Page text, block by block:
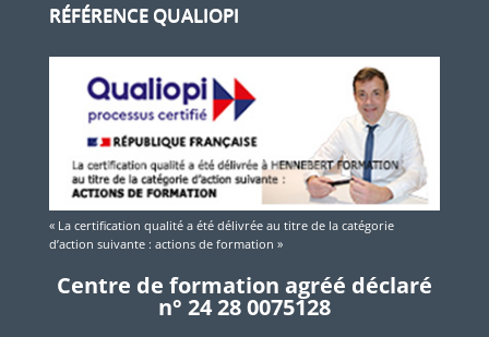
RÉFÉRENCE QUALIOPI
« La certification qualité a été délivrée au titre de la catégorie
d’action suivante : actions de formation »
Centre de formation agréé déclaré
n° 24 28 0075128